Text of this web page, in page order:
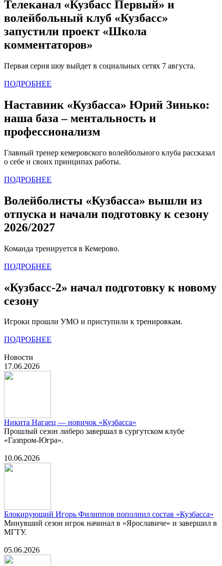
Телеканал «Кузбасс Первый» и
волейбольный клуб «Кузбасс»
запустили проект «Школа
комментаторов»
Первая серия шоу выйдет в социальных сетях 7 августа.
ПОДРОБНЕЕ
Наставник «Кузбасса» Юрий Зинько:
наша база – ментальность и
профессионализм
Главный тренер кемеровского волейбольного клуба рассказал
о себе и своих принципах работы.
ПОДРОБНЕЕ
Волейболисты «Кузбасса» вышли из
отпуска и начали подготовку к сезону
2026/2027
Команда тренируется в Кемерово.
ПОДРОБНЕЕ
«Кузбасс-2» начал подготовку к новому
сезону
Игроки прошли УМО и приступили к тренировкам.
ПОДРОБНЕЕ
Новости
17.06.2026
Никита Нагаец — новичок «Кузбасса»
Прошлый сезон либеро завершал в сургутском клубе
«Газпром-Югра».
10.06.2026
Блокирующий Игорь Филиппов пополнил состав «Кузбасса»
Минувший сезон игрок начинал в «Ярославиче» и завершил в
МГТУ.
05.06.2026